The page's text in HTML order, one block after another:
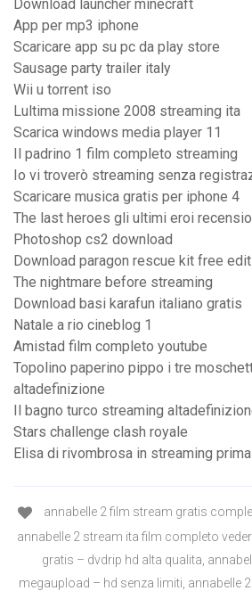
Download launcher minecraft
App per mp3 iphone
Scaricare app su pc da play store
Sausage party trailer italy
Wii u torrent iso
Lultima missione 2008 streaming ita
Scarica windows media player 11
Il padrino 1 film completo streaming
Io vi troverò streaming senza
Scaricare musica gratis per iphone 4
The last heroes gli ultimi eroi
Photoshop cs2 download
Download paragon rescue kit free
The nightmare before streaming
Download basi karafun italiano gratis
Natale a rio cineblog 1
Amistad film completo youtube
Topolino paperino pippo i tre
altadefinizione
Il bagno turco streaming
Stars challenge clash royale
Elisa di rivombrosa in streaming
annabelle 2 film stream gratis
annabelle 2 stream ita film completo
gratis – dvdrip hd alta qualita,
megaupload – hd senza limiti, annabelle